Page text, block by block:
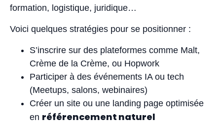
formation, logistique, juridique…
Voici quelques stratégies pour se positionner :
S’inscrire sur des plateformes comme Malt,
Crème de la Crème, ou Hopwork
Participer à des événements IA ou tech
(Meetups, salons, webinaires)
Créer un site ou une landing page optimisée
en référencement naturel